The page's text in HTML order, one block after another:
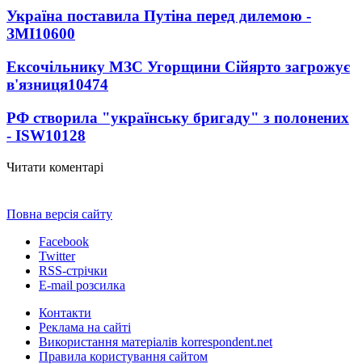
Україна поставила Путіна перед дилемою -
ЗМІ10600
Ексочільнику МЗС Угорщини Сійярто загрожує
в'язниця10474
РФ створила "українську бригаду" з полонених
- ISW10128
Читати коментарі
Повна версія сайту
Facebook
Twitter
RSS-стрічки
E-mail розсилка
Контакти
Реклама на сайті
Використання матеріалів korrespondent.net
Правила користування сайтом